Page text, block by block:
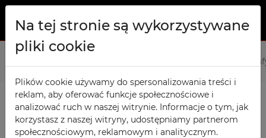
Na tej stronie są wykorzystywane
pliki cookie
Plików cookie używamy do spersonalizowania treści i
reklam, aby oferować funkcje społecznościowe i
analizować ruch w naszej witrynie. Informacje o tym, jak
korzystasz z naszej witryny, udostępniamy partnerom
społecznościowym, reklamowym i analitycznym.
O NAS
PRODUKTY
Szafy TECHCODE RFID
Warsztatowe
KONTAKT
ULUBIONE
PRODUKTY / FILTRY